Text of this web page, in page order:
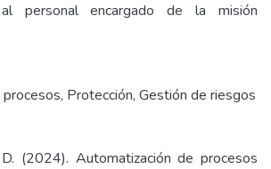
personal encargado de la misión
, Protección, Gestión de riesgos
D. (2024). Automatización de procesos